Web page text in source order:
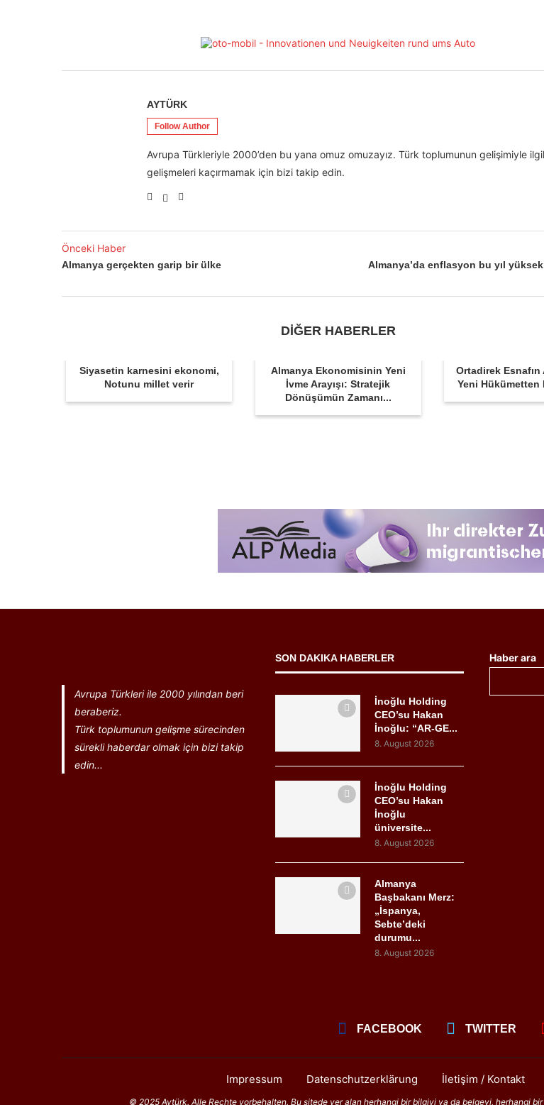
AYTÜRK
Follow Author
Avrupa Türkleriyle 2000’den bu yana omuz omuzayız. Türk toplumunun gelişimiyle
gelişmeleri kaçırmamak için bizi takip edin.
Önceki Haber
Almanya gerçekten garip bir ülke
Almanya’da enflasyon bu yıl
DİĞER HABERLER
Siyasetin karnesini ekonomi,
Notunu millet verir
Almanya Ekonomisinin Yeni
İvme Arayışı: Stratejik
Dönüşümün Zamanı...
Ortadirek Esnafın
Yeni Hükümetten
Avrupa Türkleri ile 2000 yılından beri
beraberiz.
Türk toplumunun gelişme sürecinden
sürekli haberdar olmak için bizi takip
edin...
SON DAKIKA HABERLER
İnoğlu Holding
CEO’su Hakan
İnoğlu: “AR-GE...
8. August 2026
İnoğlu Holding
CEO’su Hakan
İnoğlu
üniversite...
8. August 2026
Almanya
Başbakanı Merz:
„İspanya,
Sebte’deki
durumu...
8. August 2026
Haber ara
FACEBOOK TWITTER
Impressum Datenschutzerklärung İletişim / Kontakt
© 2025 Aytürk. Alle Rechte vorbehalten. Bu sitede yer alan herhangi bir bilgiyi ya da belgeyi, herhangi